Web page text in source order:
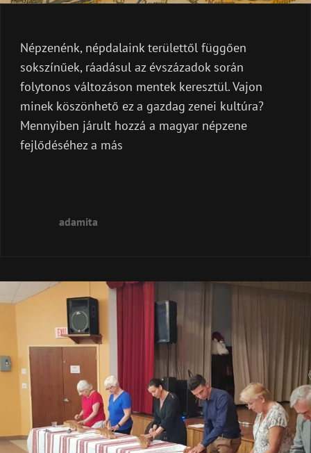
Népzenénk, népdalaink területtől függően
sokszínűek, ráadásul az évszázadok során
folytonos változáson mentek keresztül. Vajon
minek köszönhető ez a gazdag zenei kultúra?
Mennyiben járult hozzá a magyar népzene
fejlődéséhez a más
adamita